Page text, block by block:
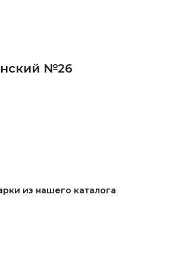
№26
из нашего каталога